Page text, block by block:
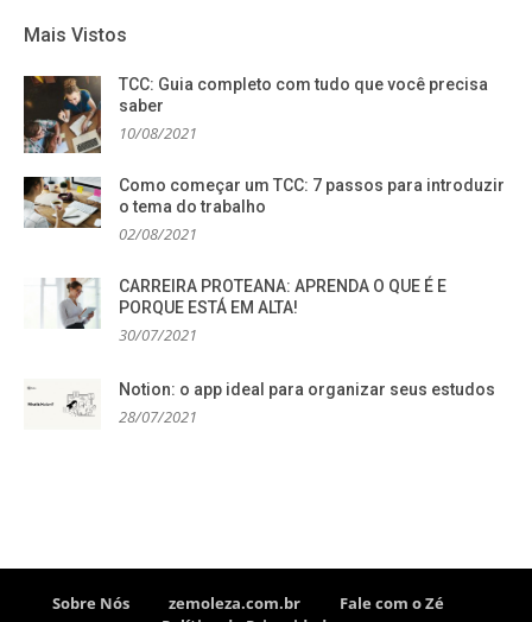
Mais Vistos
TCC: Guia completo com tudo que você precisa
saber
10/08/2021
Como começar um TCC: 7 passos para introduzir
o tema do trabalho
02/08/2021
CARREIRA PROTEANA: APRENDA O QUE É E
PORQUE ESTÁ EM ALTA!
30/07/2021
Notion: o app ideal para organizar seus estudos
28/07/2021
Sobre Nós zemoleza.com.br
Fale com o Zé